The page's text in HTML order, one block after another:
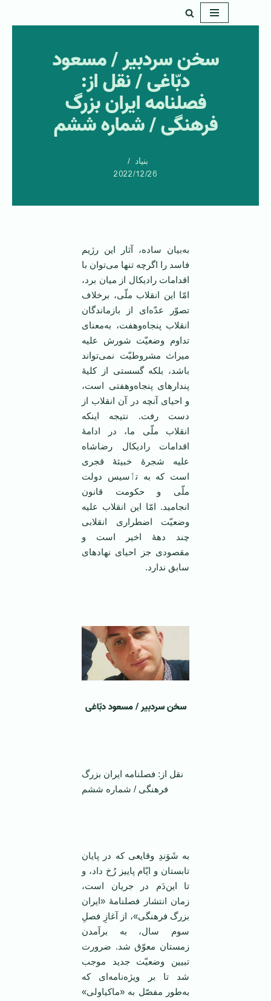
سخن سردبیر / مسعود
دبّاغی / نقل از:
فصلنامه ایران بزرگ
فرهنگی / شماره ششم
بنیاد
2022/12/26
به‌بیان ساده، آثار این رژیم
فاسد را اگرچه تنها می‌توان با
اقدامات رادیکال از میان برد،
امّا این انقلاب ملّی، برخلاف
تصوّر عدّه‌ای از بازماندگان
انقلاب پنجاه‌وهفت، به‌معنای
تداوم وضعیّت شورش علیه
میراث مشروطیّت نمی‌تواند
باشد، بلکه گسستی از کلیهٔ‌
پندارهای پنجاه‌وهفتی است،
و احیای آنچه در آن انقلاب از
دست رفت. نتیجه اینکه
انقلاب ملّی ما، در ادامهٔ
اقدامات رادیکال رضاشاه
علیه شجرهٔ خبیثهٔ قجری
است که به تٲسیس دولت
ملّی و حکومت قانون
انجامید. امّا این انقلاب علیه
وضعیّت اضطراری انقلابی
چند دههٔ‌ اخیر است و
مقصودی جز احیای نهادهای
سابق ندارد.
سخن سردبیر/ مسعود دبّاغی
نقل از: فصلنامه ایران بزرگ
فرهنگی / شماره ششم
به شَوَندِ وقایعی که در پایان
تابستان و ایّام پاییز رُخ داد، و
تا این‌دَم در جریان است،
زمان انتشار فصلنامهٔ «ایران
بزرگ فرهنگی»، از آغازِ فصلِ
سوم سال، به برآمدن
زمستان معوّق شد. ضرورت
تبیین وضعیّت جدید موجب
شد تا بر ویژه‌نامه‌ای که
به‌طور مفصّل به «ماکیاولی»